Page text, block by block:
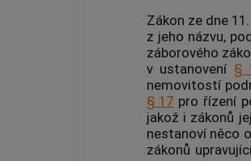
Zákon ze dne
z jeho názvu,
záborového
v ustanovení §
nemovitostí
§ 17 pro řízení
jakož i zákonů
nestanoví něco
zákonů